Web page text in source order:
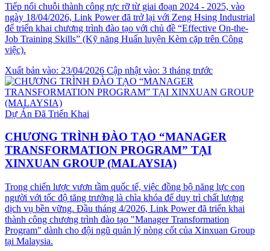
Tiếp nối chuỗi thành công rực rỡ từ giai đoạn 2024 - 2025, vào
ngày 18/04/2026, Link Power đã trở lại với Zeng Hsing Industrial
để triển khai chương trình đào tạo với chủ đề “Effective On-the-
Job Training Skills” (Kỹ năng Huấn luyện Kèm cặp trên Công
việc).
Xuất bản vào: 23/04/2026 Cập nhật vào: 3 tháng trước
Dự Án Đã Triển Khai
CHƯƠNG TRÌNH ĐÀO TẠO “MANAGER
TRANSFORMATION PROGRAM” TẠI
XINXUAN GROUP (MALAYSIA)
Trong chiến lược vươn tầm quốc tế, việc đồng bộ năng lực con
người với tốc độ tăng trưởng là chìa khóa để duy trì chất lượng
dịch vụ bền vững. Đầu tháng 4/2026, Link Power đã triển khai
thành công chương trình đào tạo "Manager Transformation
Program" dành cho đội ngũ quản lý nòng cốt của Xinxuan Group
tại Malaysia.